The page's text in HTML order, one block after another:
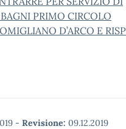
PRIMO CIRCOLO
D’ARCO E
- Revisione: 09.12.2019